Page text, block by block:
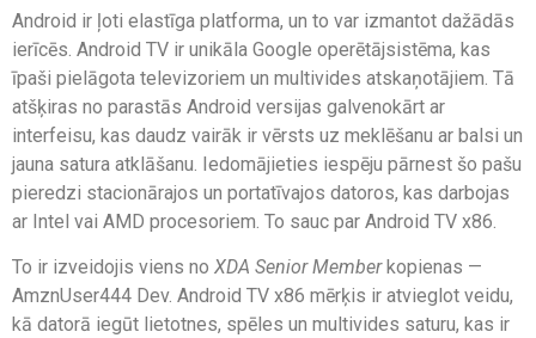
Android ir ļoti elastīga platforma, un to var izmantot dažādās
ierīcēs. Android TV ir unikāla Google operētājsistēma, kas
īpaši pielāgota televizoriem un multivides atskaņotājiem. Tā
atšķiras no parastās Android versijas galvenokārt ar
interfeisu, kas daudz vairāk ir vērsts uz meklēšanu ar balsi un
jauna satura atklāšanu. Iedomājieties iespēju pārnest šo pašu
pieredzi stacionārajos un portatīvajos datoros, kas darbojas
ar Intel vai AMD procesoriem. To sauc par Android TV x86.
To ir izveidojis viens no XDA Senior Memberkopienas —
AmznUser444 Dev. Android TV x86 mērķis ir atvieglot veidu,
kā datorā iegūt lietotnes, spēles un multivides saturu, kas ir